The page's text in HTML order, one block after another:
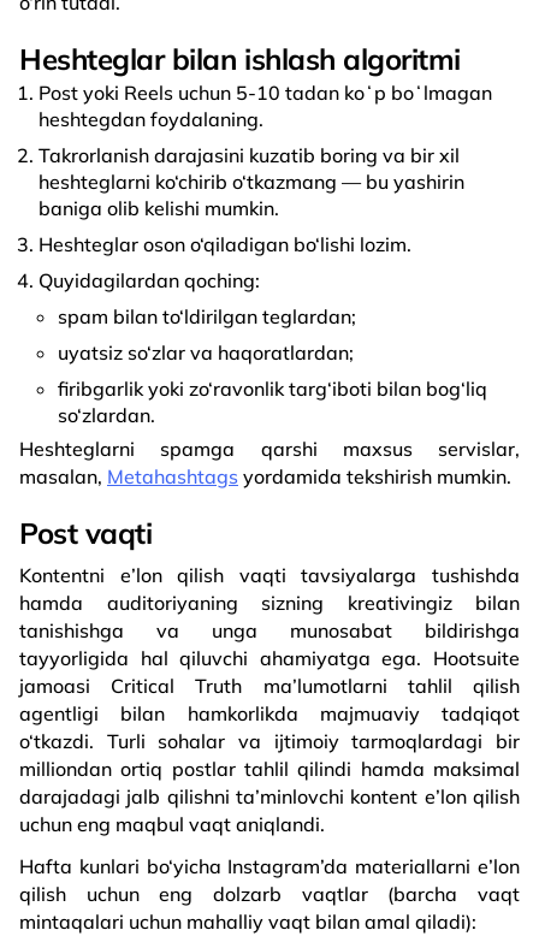
Heshteglar bilan ishlash algoritmi
Post yoki Reels uchun 5-10 tadan koʻp boʻlmagan
heshtegdan foydalaning.
Takrorlanish darajasini kuzatib boring va bir xil
heshteglarni ko‘chirib o‘tkazmang — bu yashirin
baniga olib kelishi mumkin.
Heshteglar oson o‘qiladigan bo‘lishi lozim.
Quyidagilardan qoching:
spam bilan to‘ldirilgan teglardan;
uyatsiz so‘zlar va haqoratlardan;
firibgarlik yoki zo‘ravonlik targ‘iboti bilan bog‘liq
so‘zlardan.
Heshteglarni spamga qarshi maxsus servislar,
masalan, Metahashtags yordamida tekshirish mumkin.
Post vaqti
Kontentni e’lon qilish vaqti tavsiyalarga tushishda
hamda auditoriyaning sizning kreativingiz bilan
tanishishga va unga munosabat bildirishga
tayyorligida hal qiluvchi ahamiyatga ega. Hootsuite
jamoasi Critical Truth ma’lumotlarni tahlil qilish
agentligi bilan hamkorlikda majmuaviy tadqiqot
o‘tkazdi. Turli sohalar va ijtimoiy tarmoqlardagi bir
milliondan ortiq postlar tahlil qilindi hamda maksimal
darajadagi jalb qilishni ta’minlovchi kontent e’lon qilish
uchun eng maqbul vaqt aniqlandi.
Hafta kunlari bo‘yicha Instagram’da materiallarni e’lon
qilish uchun eng dolzarb vaqtlar (barcha vaqt
mintaqalari uchun mahalliy vaqt bilan amal qiladi):